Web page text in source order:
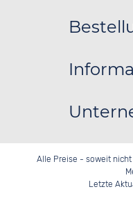
Alle Preise - soweit
Letzte